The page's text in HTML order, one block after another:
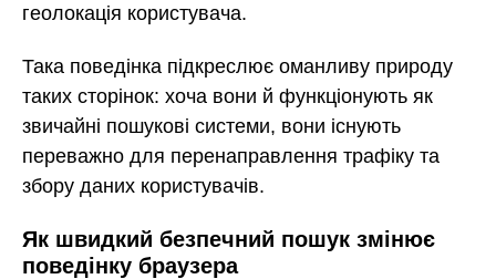
геолокація користувача.
Така поведінка підкреслює оманливу природу
таких сторінок: хоча вони й функціонують як
звичайні пошукові системи, вони існують
переважно для перенаправлення трафіку та
збору даних користувачів.
Як швидкий безпечний пошук змінює
поведінку браузера